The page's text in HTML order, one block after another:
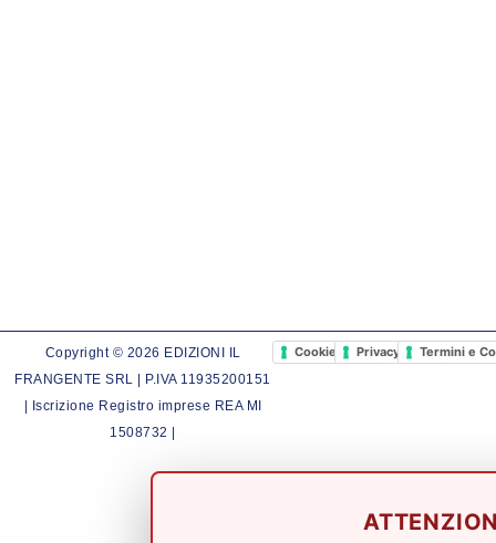
Copyright © 2026 EDIZIONI IL
FRANGENTE SRL | P.IVA 11935200151
| Iscrizione Registro imprese REA MI
1508732 |
Cookie PolicyPrivacy PolicyTermini e